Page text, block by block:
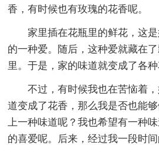
香，有时候也有玫瑰的花香呢。
家里插在花瓶里的鲜花，这
的一种爱。随后，这种爱就藏在
里。于是，家的味道就变成了各种
不过，有时候我也在苦恼着
道变成了花香，那么我是否也能
上一种味道呢？我也希望有一种
的喜爱呢。后来，经过我一段时